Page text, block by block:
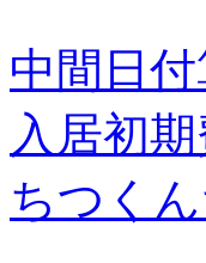
中間日付
入居初
ちつく